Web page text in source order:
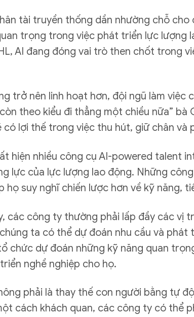
tài truyền thống dần nhường chỗ
trọng trong việc phát triển lực lượng
AI đang đóng vai trò then chốt trong
trở nên linh hoạt hơn, đội ngũ làm việc
theo kiểu đi thẳng một chiều nữa”
lợi thế trong việc thu hút, giữ chân
hiện nhiều công cụ AI-powered talent
lực của lực lượng lao động. Những
suy nghĩ chiến lược hơn về kỹ năng,
các công ty thường phải lấp đầy các
ta có thể dự đoán nhu cầu và
chức dự đoán những kỹ năng quan
nghề nghiệp cho họ.
phải là thay thế con người bằng tự
cách khách quan, các công ty có thể